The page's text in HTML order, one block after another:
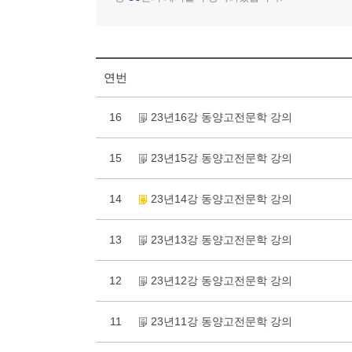
연번
16 23년16강 동양고전문학 강의
15 23년15강 동양고전문학 강의
14 23년14강 동양고전문학 강의
13 23년13강 동양고전문학 강의
12 23년12강 동양고전문학 강의
11 23년11강 동양고전문학 강의